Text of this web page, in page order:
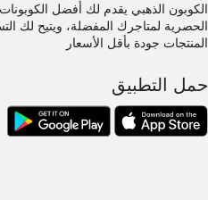
الكوبون الذهبي يقدم لك أفضل
الحصرية لمتاجرك المفضلة، ويتيح لك
المنتجات جودة بأقل الأسعار
حمل التطبيق